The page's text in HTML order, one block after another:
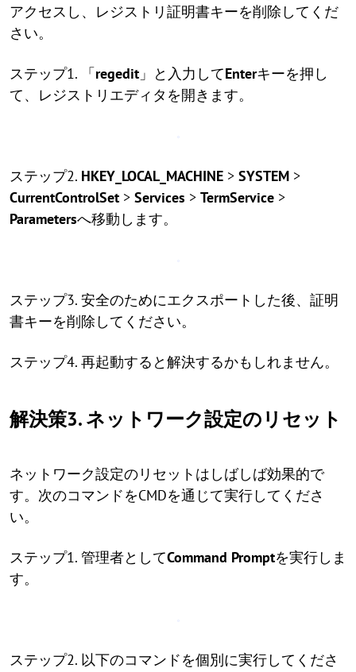
アクセスし、レジストリ証明書キーを削除してくだ
さい。
ステップ1. 「regedit 」と入力してEnterキーを押し
て、レジストリエディタを開きます。
ステップ2. HKEY_LOCAL_MACHINE > SYSTEM >
CurrentControlSet > Services > TermService >
Parametersへ移動します。
ステップ3. 安全のためにエクスポートした後、証明
書キーを削除してください。
ステップ4. 再起動すると解決するかもしれません。
解決策3. ネットワーク設定のリセット
ネットワーク設定のリセットはしばしば効果的で
す。次のコマンドをCMDを通じて実行してくださ
い。
ステップ1. 管理者としてCommand Promptを実行しま
す。
ステップ2. 以下のコマンドを個別に実行してくださ